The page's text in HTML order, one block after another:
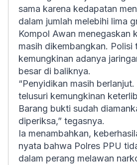
sama karena kedapatan
dalam jumlah melebihi lima
Kompol Awan menegaskan
masih dikembangkan. Polisi
kemungkinan adanya
besar di baliknya.
“Penyidikan masih
telusuri kemungkinan
Barang bukti sudah
diperiksa,” tegasnya.
Ia menambahkan,
nyata bahwa Polres PPU
dalam perang melawan